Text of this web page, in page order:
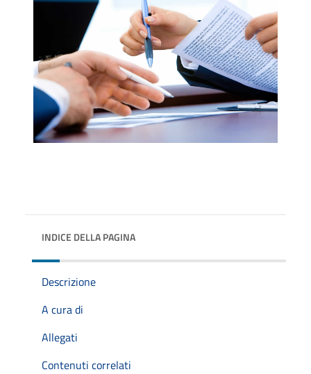
INDICE DELLA PAGINA
Descrizione
A cura di
Allegati
Contenuti correlati